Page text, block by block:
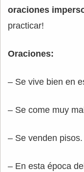
oraciones
practicar!
Oraciones:
– Se vive bien en
– Se come muy
– Se venden pisos.
– En esta época